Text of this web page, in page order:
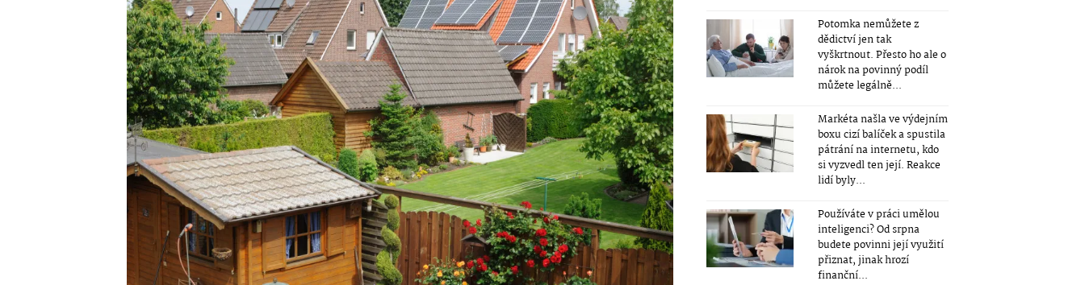
Potomka nemůžete z
dědictví jen tak
vyškrtnout. Přesto ho ale o
nárok na povinný podíl
můžete legálně...
Markéta našla ve výdejním
boxu cizí balíček a spustila
pátrání na internetu, kdo
si vyzvedl ten její. Reakce
lidí byly...
Používáte v práci umělou
inteligenci? Od srpna
budete povinni její využití
přiznat, jinak hrozí
finanční...